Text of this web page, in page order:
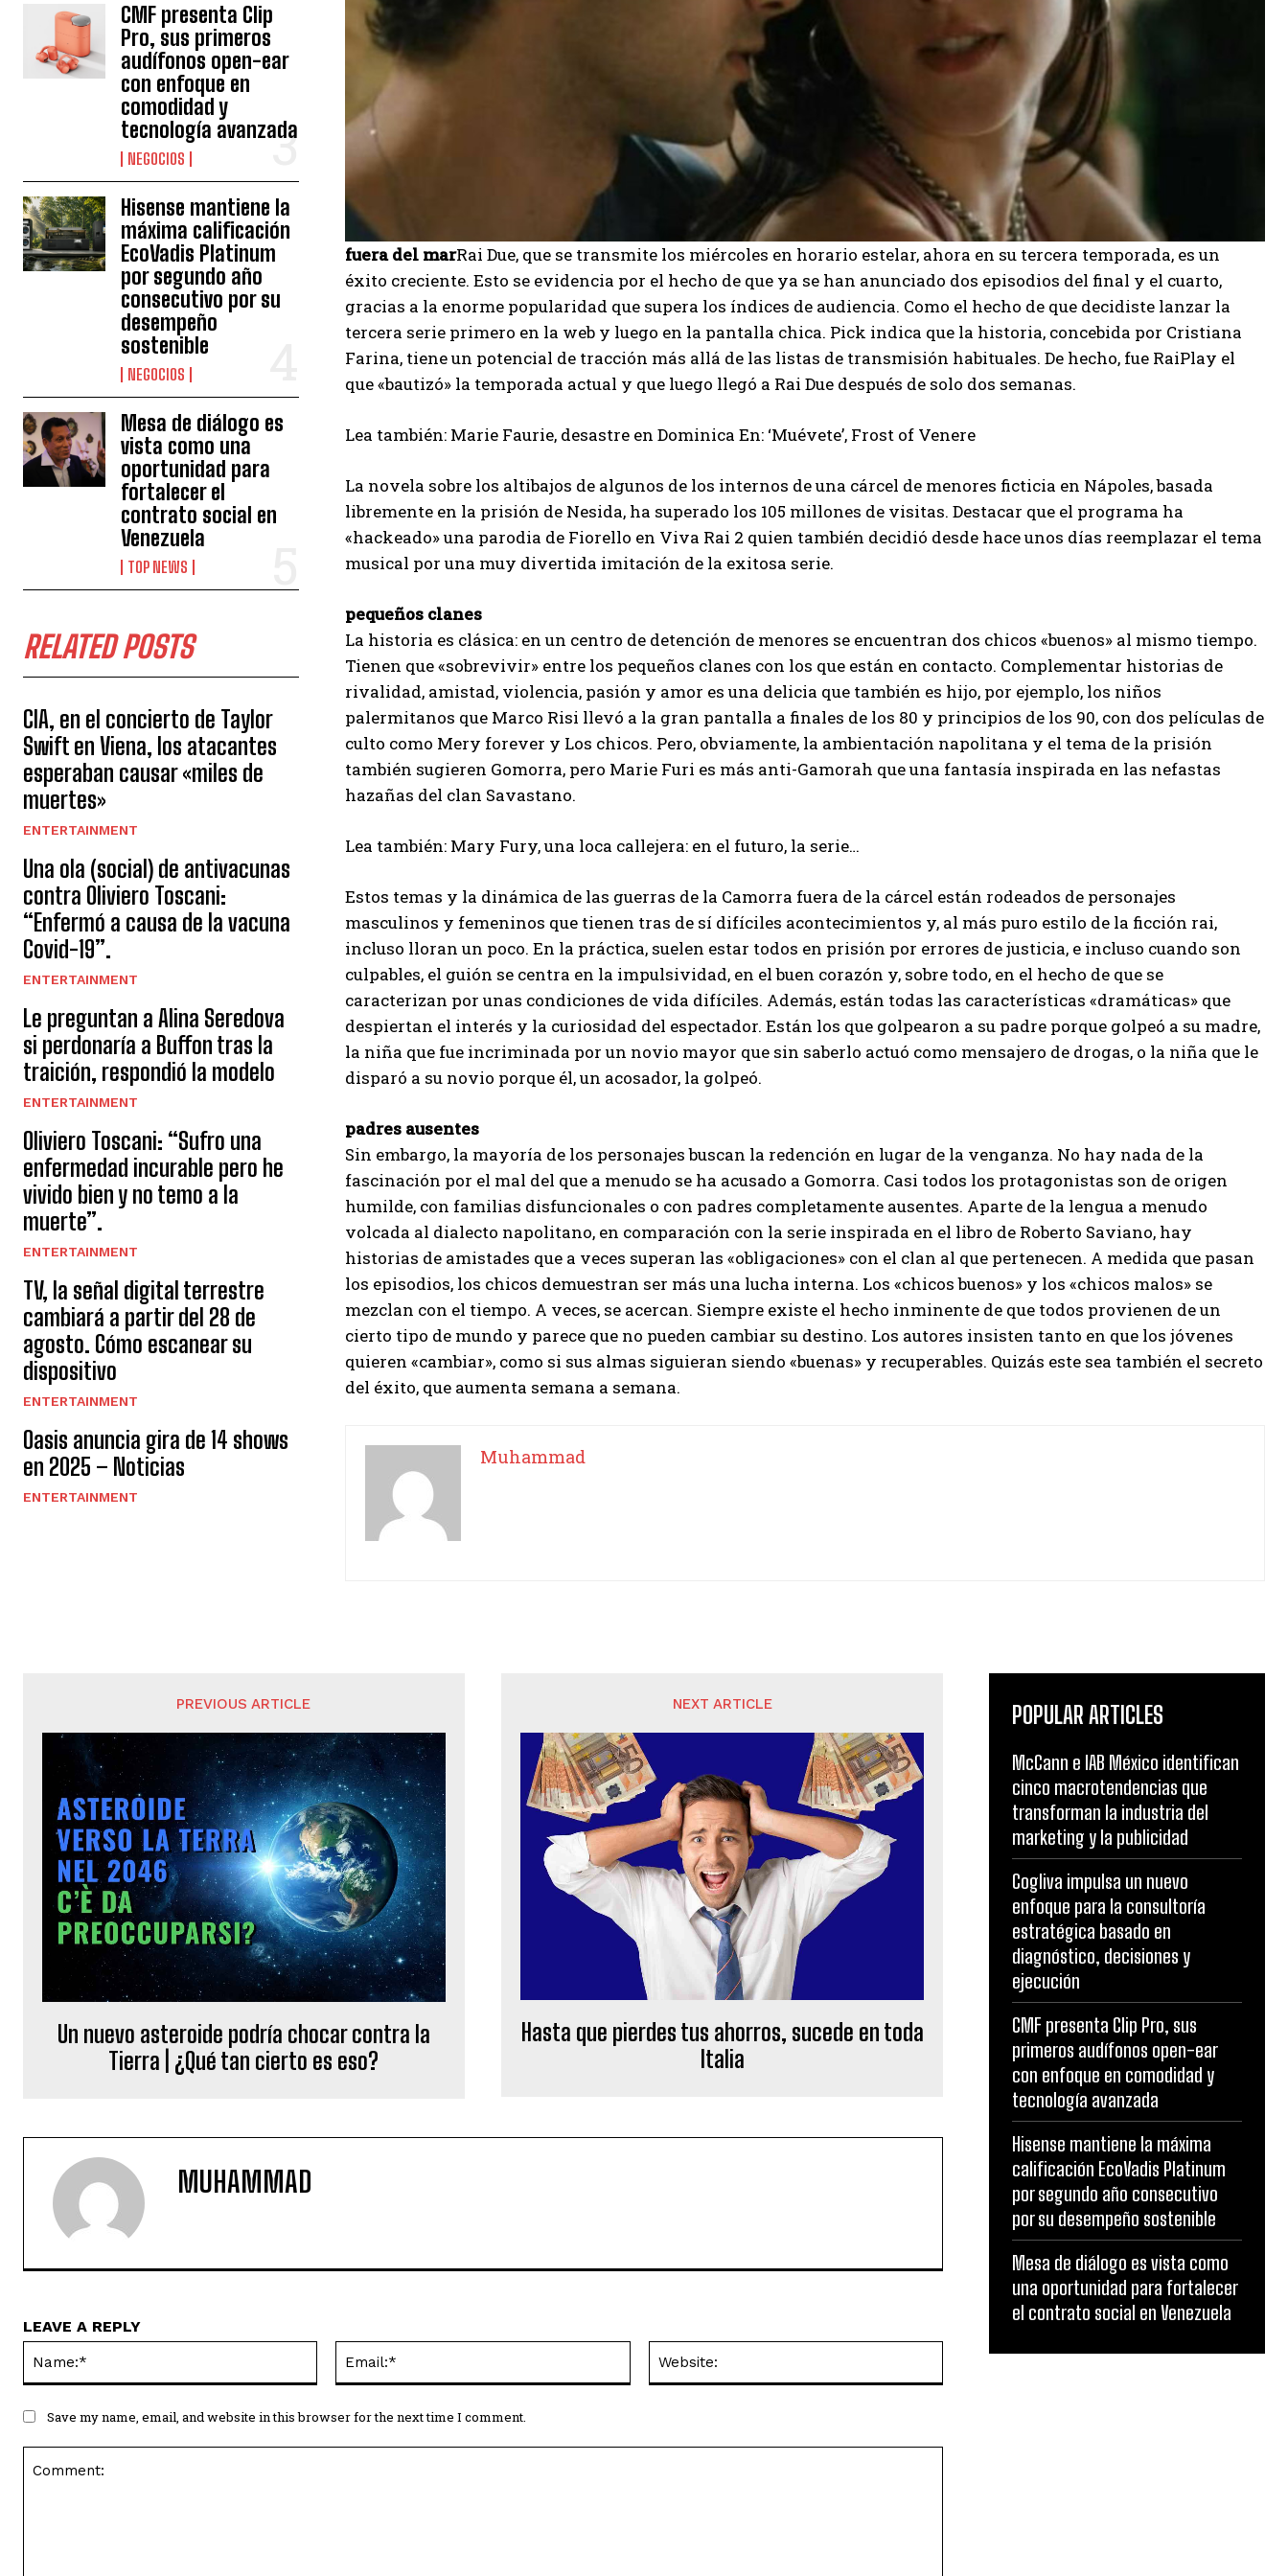
I WANT IN
Muhammad
CMF presenta Clip
Pro, sus primeros
audífonos open-ear
con enfoque en
comodidad y
tecnología avanzada
NEGOCIOS
Hisense mantiene la
máxima calificación
EcoVadis Platinum
por segundo año
consecutivo por su
desempeño
sostenible
NEGOCIOS
Mesa de diálogo es
vista como una
oportunidad para
fortalecer el
contrato social en
Venezuela
TOP NEWS
RELATED POSTS
CIA, en el concierto de Taylor
Swift en Viena, los atacantes
esperaban causar «miles de
muertes»
ENTERTAINMENT
Una ola (social) de antivacunas
contra Oliviero Toscani:
“Enfermó a causa de la vacuna
Covid-19”.
ENTERTAINMENT
Le preguntan a Alina Seredova
si perdonaría a Buffon tras la
traición, respondió la modelo
ENTERTAINMENT
Oliviero Toscani: “Sufro una
enfermedad incurable pero he
vivido bien y no temo a la
muerte”.
ENTERTAINMENT
TV, la señal digital terrestre
cambiará a partir del 28 de
agosto. Cómo escanear su
dispositivo
ENTERTAINMENT
Oasis anuncia gira de 14 shows
en 2025 – Noticias
ENTERTAINMENT
fuera del marRai Due, que se transmite los miércoles en horario estelar, ahora en su tercera temporada, es un
éxito creciente. Esto se evidencia por el hecho de que ya se han anunciado dos episodios del final y el cuarto,
gracias a la enorme popularidad que supera los índices de audiencia. Como el hecho de que decidiste lanzar la
tercera serie primero en la web y luego en la pantalla chica. Pick indica que la historia, concebida por Cristiana
Farina, tiene un potencial de tracción más allá de las listas de transmisión habituales. De hecho, fue RaiPlay el
que «bautizó» la temporada actual y que luego llegó a Rai Due después de solo dos semanas.
Lea también: Marie Faurie, desastre en Dominica En: ‘Muévete’, Frost of Venere
La novela sobre los altibajos de algunos de los internos de una cárcel de menores ficticia en Nápoles, basada
libremente en la prisión de Nesida, ha superado los 105 millones de visitas. Destacar que el programa ha
«hackeado» una parodia de Fiorello en Viva Rai 2 quien también decidió desde hace unos días reemplazar el tema
musical por una muy divertida imitación de la exitosa serie.
pequeños clanes
La historia es clásica: en un centro de detención de menores se encuentran dos chicos «buenos» al mismo tiempo.
Tienen que «sobrevivir» entre los pequeños clanes con los que están en contacto. Complementar historias de
rivalidad, amistad, violencia, pasión y amor es una delicia que también es hijo, por ejemplo, los niños
palermitanos que Marco Risi llevó a la gran pantalla a finales de los 80 y principios de los 90, con dos películas de
culto como Mery forever y Los chicos. Pero, obviamente, la ambientación napolitana y el tema de la prisión
también sugieren Gomorra, pero Marie Furi es más anti-Gamorah que una fantasía inspirada en las nefastas
hazañas del clan Savastano.
Lea también: Mary Fury, una loca callejera: en el futuro, la serie…
Estos temas y la dinámica de las guerras de la Camorra fuera de la cárcel están rodeados de personajes
masculinos y femeninos que tienen tras de sí difíciles acontecimientos y, al más puro estilo de la ficción rai,
incluso lloran un poco. En la práctica, suelen estar todos en prisión por errores de justicia, e incluso cuando son
culpables, el guión se centra en la impulsividad, en el buen corazón y, sobre todo, en el hecho de que se
caracterizan por unas condiciones de vida difíciles. Además, están todas las características «dramáticas» que
despiertan el interés y la curiosidad del espectador. Están los que golpearon a su padre porque golpeó a su madre,
la niña que fue incriminada por un novio mayor que sin saberlo actuó como mensajero de drogas, o la niña que le
disparó a su novio porque él, un acosador, la golpeó.
padres ausentes
Sin embargo, la mayoría de los personajes buscan la redención en lugar de la venganza. No hay nada de la
fascinación por el mal del que a menudo se ha acusado a Gomorra. Casi todos los protagonistas son de origen
humilde, con familias disfuncionales o con padres completamente ausentes. Aparte de la lengua a menudo
volcada al dialecto napolitano, en comparación con la serie inspirada en el libro de Roberto Saviano, hay
historias de amistades que a veces superan las «obligaciones» con el clan al que pertenecen. A medida que pasan
los episodios, los chicos demuestran ser más una lucha interna. Los «chicos buenos» y los «chicos malos» se
mezclan con el tiempo. A veces, se acercan. Siempre existe el hecho inminente de que todos provienen de un
cierto tipo de mundo y parece que no pueden cambiar su destino. Los autores insisten tanto en que los jóvenes
quieren «cambiar», como si sus almas siguieran siendo «buenas» y recuperables. Quizás este sea también el secreto
del éxito, que aumenta semana a semana.
Muhammad
PREVIOUS ARTICLE
Un nuevo asteroide podría chocar contra la
Tierra | ¿Qué tan cierto es eso?
NEXT ARTICLE
Hasta que pierdes tus ahorros, sucede en toda
Italia
MUHAMMAD
LEAVE A REPLY
Website:
Save my name, email, and website in this browser for the next time I comment.
POPULAR ARTICLES
McCann e IAB México identifican
cinco macrotendencias que
transforman la industria del
marketing y la publicidad
Cogliva impulsa un nuevo
enfoque para la consultoría
estratégica basado en
diagnóstico, decisiones y
ejecución
CMF presenta Clip Pro, sus
primeros audífonos open-ear
con enfoque en comodidad y
tecnología avanzada
Hisense mantiene la máxima
calificación EcoVadis Platinum
por segundo año consecutivo
por su desempeño sostenible
Mesa de diálogo es vista como
una oportunidad para fortalecer
el contrato social en Venezuela